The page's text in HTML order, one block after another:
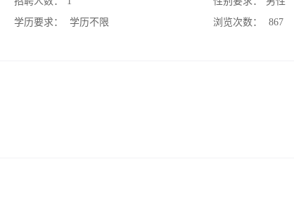
学历要求：
学历不限
浏览次数：
867